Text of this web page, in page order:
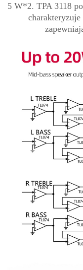
5 W*2. TPA 3118